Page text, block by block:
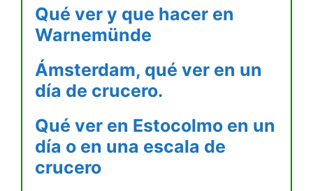
Qué ver y que hacer en
Warnemünde
Ámsterdam, qué ver en un
día de crucero.
Qué ver en Estocolmo en un
día o en una escala de
crucero